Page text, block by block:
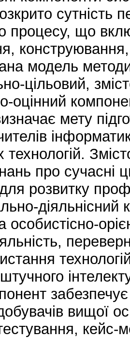
сутність
процесу, що
конструювання,
модель
цільовий,
оцінний
мету
технологій.
про сучасні
розвитку
особистісно-
вищої
кейс-